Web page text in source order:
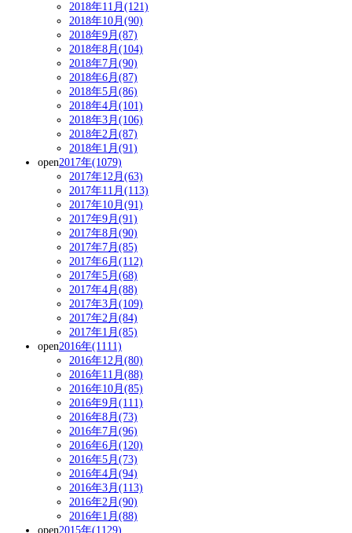
2018年11月(121)
2018年10月(90)
2018年9月(87)
2018年8月(104)
2018年7月(90)
2018年6月(87)
2018年5月(86)
2018年4月(101)
2018年3月(106)
2018年2月(87)
2018年1月(91)
open2017年(1079)
2017年12月(63)
2017年11月(113)
2017年10月(91)
2017年9月(91)
2017年8月(90)
2017年7月(85)
2017年6月(112)
2017年5月(68)
2017年4月(88)
2017年3月(109)
2017年2月(84)
2017年1月(85)
open2016年(1111)
2016年12月(80)
2016年11月(88)
2016年10月(85)
2016年9月(111)
2016年8月(73)
2016年7月(96)
2016年6月(120)
2016年5月(73)
2016年4月(94)
2016年3月(113)
2016年2月(90)
2016年1月(88)
open2015年(1129)